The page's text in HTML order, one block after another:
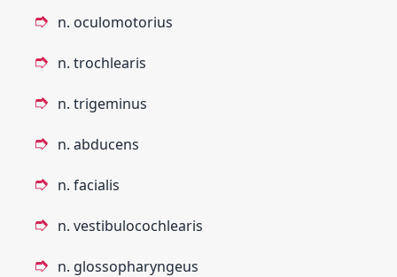
n. oculomotorius
n. trochlearis
n. trigeminus
n. abducens
n. facialis
n. vestibulocochlearis
n. glossopharyngeus